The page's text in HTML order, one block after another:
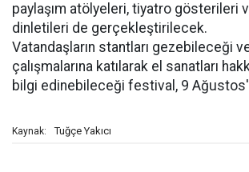
paylaşım atölyeleri, tiyatro gösterileri
dinletileri de gerçekleştirilecek.
Vatandaşların stantları gezebileceği
çalışmalarına katılarak el sanatları
bilgi edinebileceği festival, 9
Kaynak: Tuğçe Yakıcı